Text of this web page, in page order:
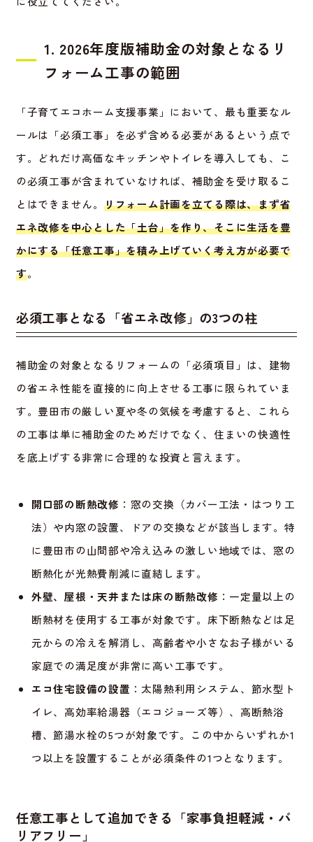
1. 2026年度版補助金の対象となるリ
フォーム工事の範囲
「子育てエコホーム支援事業」において、最も重要なル
ールは「必須工事」を必ず含める必要があるという点で
す。どれだけ高価なキッチンやトイレを導入しても、こ
の必須工事が含まれていなければ、補助金を受け取るこ
とはできません。 リフォーム計画を立てる際は、まず省
エネ改修を中心とした「土台」を作り、そこに生活を豊
かにする「任意工事」を積み上げていく考え方が必要で
す。
必須工事となる「省エネ改修」の3つの柱
補助金の対象となるリフォームの「必須項目」は、建物
の省エネ性能を直接的に向上させる工事に限られていま
す。豊田市の厳しい夏や冬の気候を考慮すると、これら
の工事は単に補助金のためだけでなく、住まいの快適性
を底上げする非常に合理的な投資と言えます。
開口部の断熱改修 ：窓の交換（カバー工法・はつり工
法）や内窓の設置、ドアの交換などが該当します。特
に豊田市の山間部や冷え込みの激しい地域では、窓の
断熱化が光熱費削減に直結します。
外壁、屋根・天井または床の断熱改修 ：一定量以上の
断熱材を使用する工事が対象です。床下断熱などは足
元からの冷えを解消し、高齢者や小さなお子様がいる
家庭での満足度が非常に高い工事です。
エコ住宅設備の設置 ：太陽熱利用システム、節水型ト
イレ、高効率給湯器（エコジョーズ等）、高断熱浴
槽、節湯水栓の5つが対象です。この中からいずれか1
つ以上を設置することが必須条件の1つとなります。
任意工事として追加できる「家事負担軽減・バ
リアフリー」